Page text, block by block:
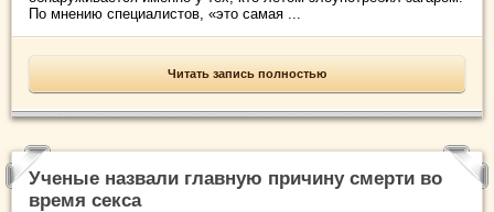
По мнению специалистов, «это самая ...
Читать запись полностью
Ученые назвали главную причину смерти во
время секса